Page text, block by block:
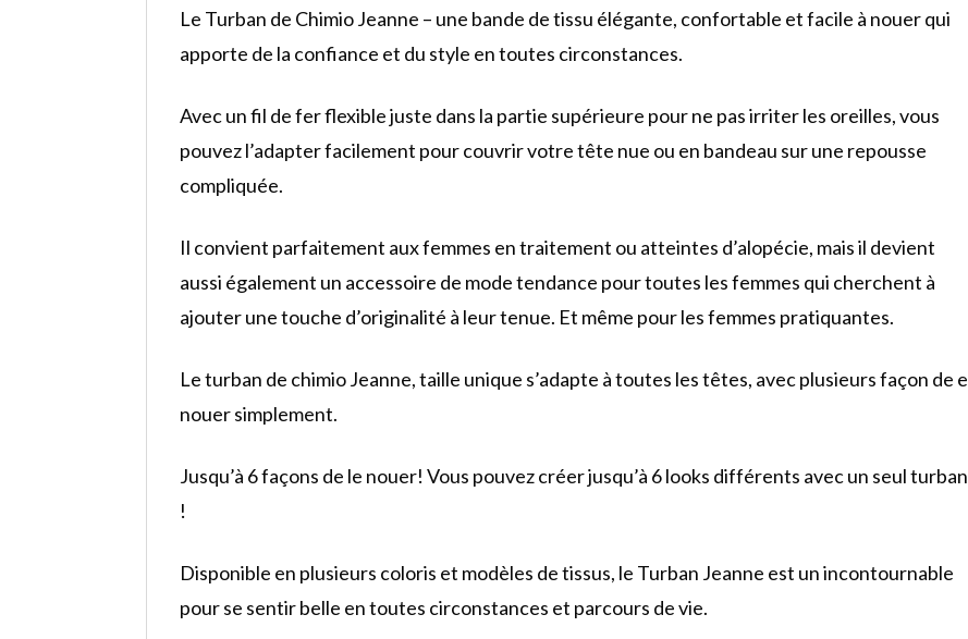
Le Turban de Chimio Jeanne – une bande de tissu élégante, confortable et facile à nouer qui
apporte de la confiance et du style en toutes circonstances.
Avec un fil de fer flexible juste dans la partie supérieure pour ne pas irriter les oreilles, vous
pouvez l’adapter facilement pour couvrir votre tête nue ou en bandeau sur une repousse
compliquée.
Il convient parfaitement aux femmes en traitement ou atteintes d’alopécie, mais il devient
aussi également un accessoire de mode tendance pour toutes les femmes qui cherchent à
ajouter une touche d’originalité à leur tenue. Et même pour les femmes pratiquantes.
Le turban de chimio Jeanne, taille unique s’adapte à toutes les têtes, avec plusieurs façon de e
nouer simplement.
Jusqu’à 6 façons de le nouer! Vous pouvez créer jusqu’à 6 looks différents avec un seul turban
!
Disponible en plusieurs coloris et modèles de tissus, le Turban Jeanne est un incontournable
pour se sentir belle en toutes circonstances et parcours de vie.